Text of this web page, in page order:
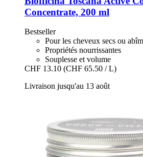
Concentrate, 200 ml
Bestseller
Pour les cheveux secs ou
Propriétés nourrissantes
Souplesse et volume
CHF 13.10 (CHF 65.50 / L)
Livraison jusqu'au 13 août